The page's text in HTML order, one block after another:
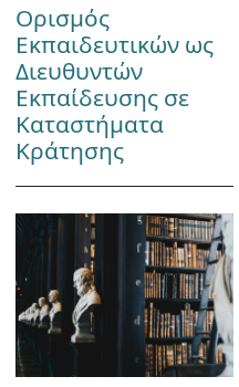
Ορισμός
Εκπαιδευτικών ως
Διευθυντών
Εκπαίδευσης σε
Καταστήματα
Κράτησης